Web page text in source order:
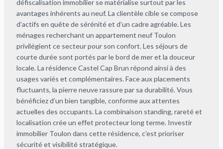
défiscalisation immobilier se matérialise surtout par les
avantages inhérents au neuf. La clientèle cible se compose
d’actifs en quête de sérénité et d’un cadre agréable. Les
ménages recherchant un appartement neuf Toulon
privilégient ce secteur pour son confort. Les séjours de
courte durée sont portés par le bord de mer et la douceur
locale. La résidence Castel Cap Brun répond ainsi à des
usages variés et complémentaires. Face aux placements
fluctuants, la pierre neuve rassure par sa durabilité. Vous
bénéficiez d’un bien tangible, conforme aux attentes
actuelles des occupants. La combinaison standing, rareté et
localisation crée un effet protecteur long terme. Investir
immobilier Toulon dans cette résidence, c’est prioriser
sécurité et visibilité stratégique.